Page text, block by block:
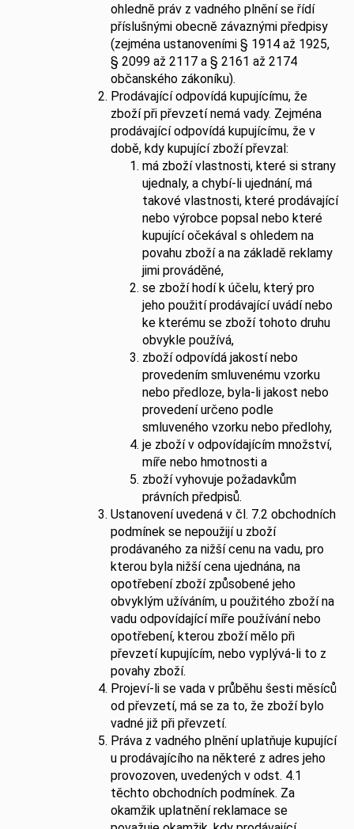
ohledně práv z vadného plnění se řídí
příslušnými obecně závaznými předpisy
(zejména ustanoveními § 1914 až 1925,
§ 2099 až 2117 a § 2161 až 2174
občanského zákoníku).
Prodávající odpovídá kupujícímu, že
zboží při převzetí nemá vady. Zejména
prodávající odpovídá kupujícímu, že v
době, kdy kupující zboží převzal:
má zboží vlastnosti, které si strany
ujednaly, a chybí-li ujednání, má
takové vlastnosti, které prodávající
nebo výrobce popsal nebo které
kupující očekával s ohledem na
povahu zboží a na základě reklamy
jimi prováděné,
se zboží hodí k účelu, který pro
jeho použití prodávající uvádí nebo
ke kterému se zboží tohoto druhu
obvykle používá,
zboží odpovídá jakostí nebo
provedením smluvenému vzorku
nebo předloze, byla-li jakost nebo
provedení určeno podle
smluveného vzorku nebo předlohy,
je zboží v odpovídajícím množství,
míře nebo hmotnosti a
zboží vyhovuje požadavkům
právních předpisů.
Ustanovení uvedená v čl. 7.2 obchodních
podmínek se nepoužijí u zboží
prodávaného za nižší cenu na vadu, pro
kterou byla nižší cena ujednána, na
opotřebení zboží způsobené jeho
obvyklým užíváním, u použitého zboží na
vadu odpovídající míře používání nebo
opotřebení, kterou zboží mělo při
převzetí kupujícím, nebo vyplývá-li to z
povahy zboží.
Projeví-li se vada v průběhu šesti měsíců
od převzetí, má se za to, že zboží bylo
vadné již při převzetí.
Práva z vadného plnění uplatňuje kupující
u prodávajícího na některé z adres jeho
provozoven, uvedených v odst. 4.1
těchto obchodních podmínek. Za
okamžik uplatnění reklamace se